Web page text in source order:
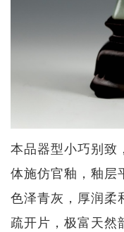
本品器型小巧别致
体施仿官釉，釉层
色泽青灰，厚润柔
疏开片，极富天然